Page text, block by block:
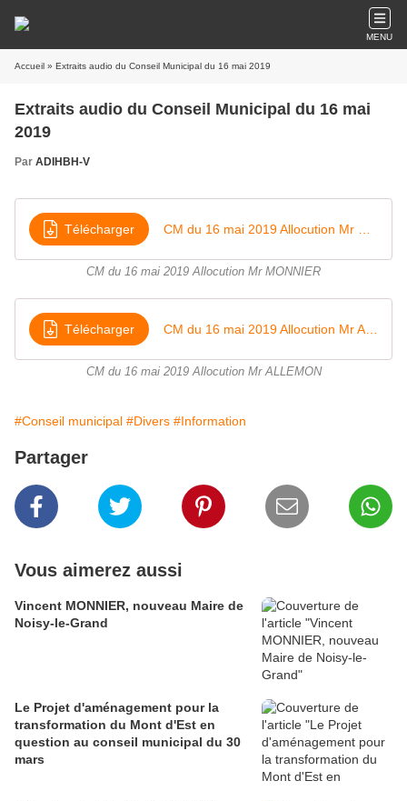
MENU
Accueil » Extraits audio du Conseil Municipal du 16 mai 2019
Extraits audio du Conseil Municipal du 16 mai
2019
Par ADIHBH-V
Télécharger
CM du 16 mai 2019 Allocution Mr MONNIER
Télécharger
CM du 16 mai 2019 Allocution Mr ALLEMON
#Conseil municipal #Divers #Information
Partager
Vous aimerez aussi
Vincent MONNIER, nouveau Maire de
Noisy-le-Grand
Le Projet d'aménagement pour la
transformation du Mont d'Est en
question au conseil municipal du 30
mars